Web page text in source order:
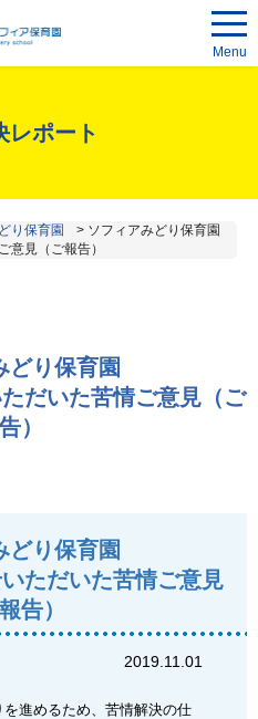
Menu
レポート
り保育園 > ソフィアみどり保育園
意見（ご報告）
どり保育園
だいた苦情ご意見（ご
）
どり保育園
ただいた苦情ご意見
告）
2019.11.01
進めるため、苦情解決の仕